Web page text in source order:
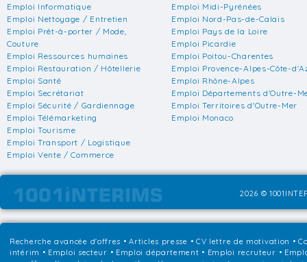
Emploi Informatique
Emploi Nettoyage / Entretien
Emploi Prêt-à-porter / Mode,
Couture
Emploi Ressources humaines
Emploi Restauration / Hôtellerie
Emploi Santé
Emploi Secrétariat
Emploi Sécurité / Gardiennage
Emploi Télémarketing
Emploi Tourisme
Emploi Transport / Logistique
Emploi Vente / Commerce
Emploi Midi-Pyrénées
Emploi Nord-Pas-de-Calais
Emploi Pays de la Loire
Emploi Picardie
Emploi Poitou-Charentes
Emploi Provence-Alpes-Côte-
Emploi Rhône-Alpes
Emploi Départements d'Outre-
Emploi Territoires d'Outre-Mer
Emploi Monaco
2026 ©
Recherche avancée d'offres •Articles presse • CV lettre de motivation •
intérim • Emploi secteur • Emploi département • Emploi recruteur •